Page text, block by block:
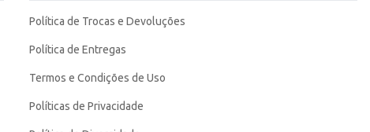
Política de Trocas e Devoluções
Política de Entregas
Termos e Condições de Uso
Políticas de Privacidade